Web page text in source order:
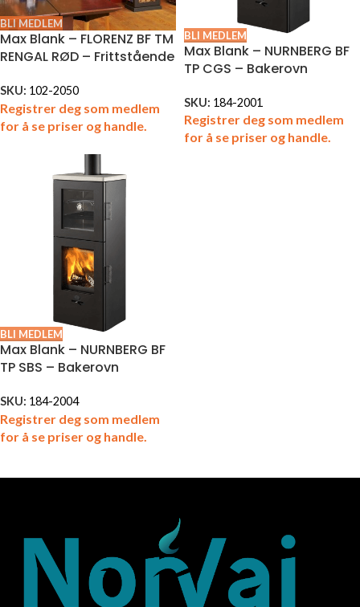
BLI MEDLEM
Max Blank – FLORENZ BF TM
RENGAL RØD – Frittstående
SKU: 102-2050
Registrer deg som medlem
for å se priser og handle.
BLI MEDLEM
Max Blank – NURNBERG BF
TP CGS – Bakerovn
SKU: 184-2001
Registrer deg som medlem
for å se priser og handle.
BLI MEDLEM
Max Blank – NURNBERG BF
TP SBS – Bakerovn
SKU: 184-2004
Registrer deg som medlem
for å se priser og handle.